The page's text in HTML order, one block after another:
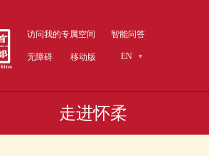
访问我的专属空间 智能问答
无障碍 移动版 EN
走进怀柔